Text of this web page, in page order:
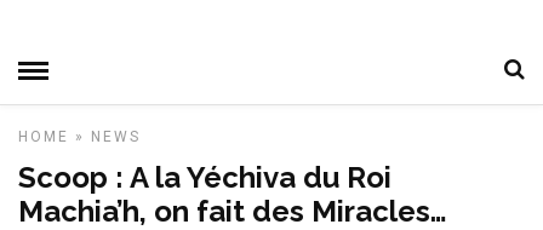
HOME » NEWS
Scoop : A la Yéchiva du Roi
Machia’h, on fait des Miracles…